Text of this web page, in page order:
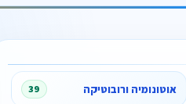
אוטונומיה ורובוטיקה 39